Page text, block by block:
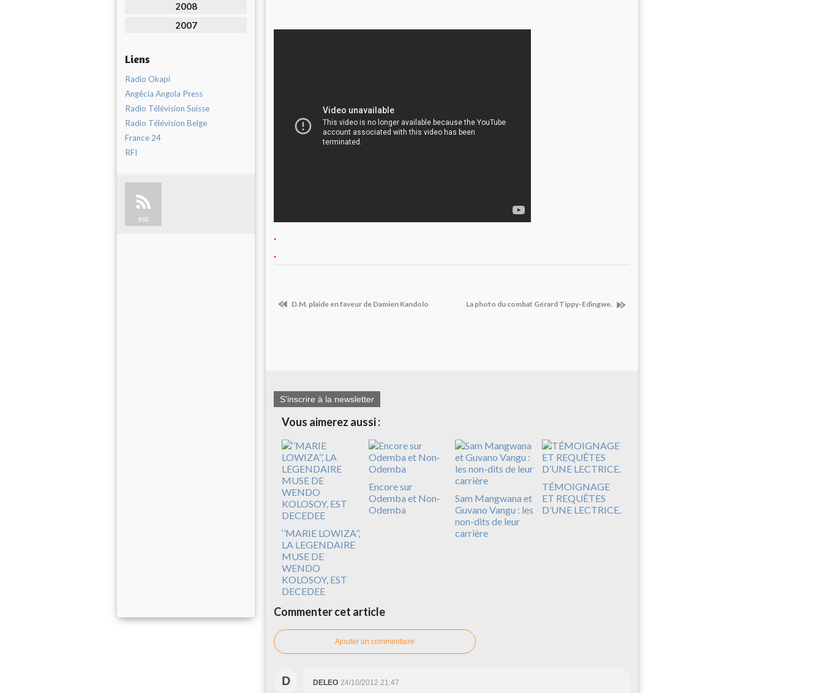
2008
2007
Liens
Radio Okapi
Angêcia Angola Press
Radio Télévision Suisse
Radio Télévision Belge
France 24
RFI
RSS
.
.
D.M. plaide en faveur de Damien Kandolo La photo du combat Gérard Tippy-Edingwe.
S'inscrire à la newsletter
Vous aimerez aussi :
‘’MARIE LOWIZA’’,
LA LEGENDAIRE
MUSE DE
WENDO
KOLOSOY, EST
DECEDEE
Encore sur
Odemba et Non-
Odemba
Sam Mangwana et
Guvano Vangu : les
non-dits de leur
carrière
TÉMOIGNAGE
ET REQUÊTES
D’UNE LECTRICE.
Commenter cet article
Ajouter un commentaire
D DELEO 24/10/2012 21:47